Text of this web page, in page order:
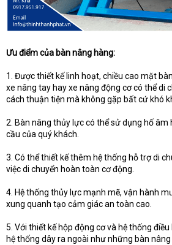
Ưu điểm của bàn nâng hàng:
1. Được thiết kế linh hoạt, chiều cao mặt
xe nâng tay hay xe nâng động cơ có thể di
cách thuận tiện mà không gặp bất cứ khó
2. Bàn nâng thủy lực có thể sử dụng hố
cầu của quý khách.
3. Có thể thiết kế thêm hệ thống hỗ trợ di
việc di chuyển hoàn toàn cơ động.
4. Hệ thống thủy lực mạnh mẽ, vận hành
xung quanh tạo cảm giác an toàn cao.
5. Với thiết kế hộp động cơ và hệ thống
hệ thống dây ra ngoài như những bàn